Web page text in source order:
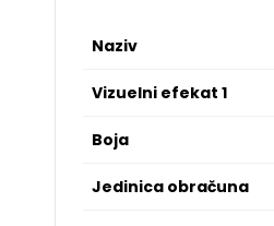
Naziv
Vizuelni efekat 1
Boja
Jedinica obračuna